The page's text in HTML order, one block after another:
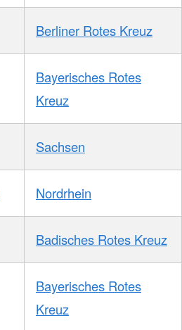
Berliner Rotes Kreuz
Bayerisches Rotes
Kreuz
Sachsen
Nordrhein
Badisches Rotes Kreuz
Bayerisches Rotes
Kreuz